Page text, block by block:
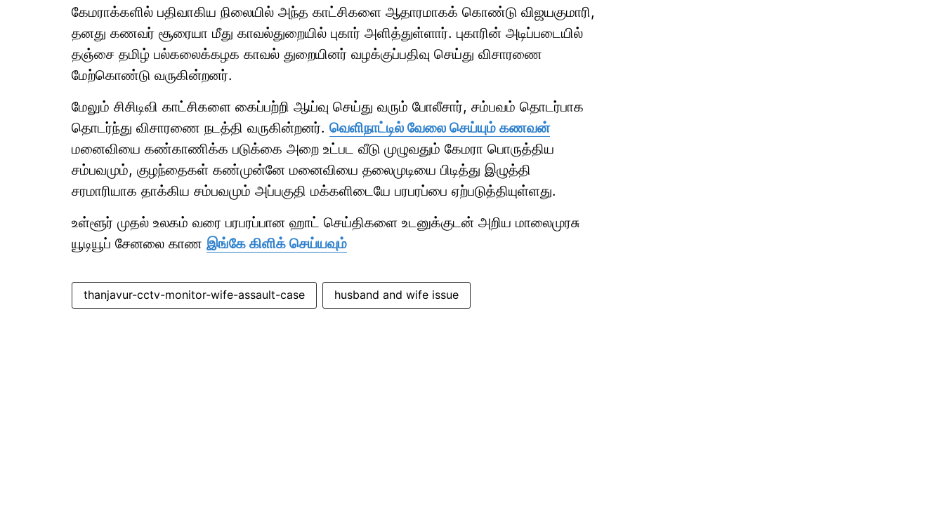
கேமராக்களில் பதிவாகிய நிலையில் அந்த காட்சிகளை ஆதாரமாகக் கொண்டு விஜயகுமாரி,
தனது கணவர் சூரையா மீது காவல்துறையில் புகார் அளித்துள்ளார். புகாரின் அடிப்படையில்
தஞ்சை தமிழ் பல்கலைக்கழக காவல் துறையினர் வழக்குப்பதிவு செய்து விசாரணை
மேற்கொண்டு வருகின்றனர்.
மேலும் சிசிடிவி காட்சிகளை கைப்பற்றி ஆய்வு செய்து வரும் போலீசார், சம்பவம் தொடர்பாக
தொடர்ந்து விசாரணை நடத்தி வருகின்றனர். வெளிநாட்டில் வேலை செய்யும் கணவன்
மனைவியை கண்காணிக்க படுக்கை அறை உட்பட வீடு முழுவதும் கேமரா பொருத்திய
சம்பவமும், குழந்தைகள் கண்முன்னே மனைவியை தலைமுடியை பிடித்து இழுத்தி
சரமாரியாக தாக்கிய சம்பவமும் அப்பகுதி மக்களிடையே பரபரப்பை ஏற்படுத்தியுள்ளது.
உள்ளூர் முதல் உலகம் வரை பரபரப்பான ஹாட் செய்திகளை உடனுக்குடன் அறிய மாலைமுரசு
யூடியூப் சேனலை காண இங்கே கிளிக் செய்யவும்
thanjavur-cctv-monitor-wife-assault-case husband and wife issue